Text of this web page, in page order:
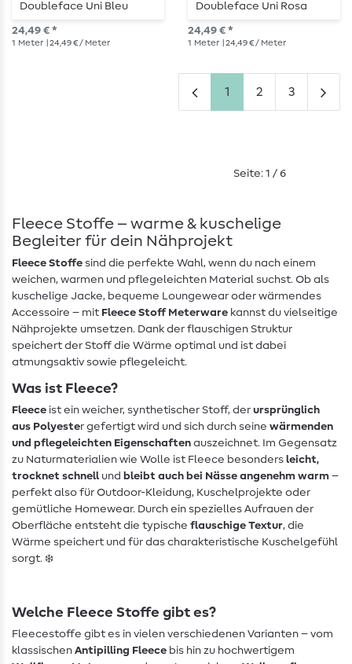
Doubleface Uni Bleu
24,49 € *
1 Meter | 24,49 € / Meter
Doubleface Uni Rosa
24,49 € *
1 Meter | 24,49 € / Meter
1 2 3
Seite: 1 / 6
Fleece Stoffe – warme & kuschelige
Begleiter für dein Nähprojekt
Fleece Stoffe sind die perfekte Wahl, wenn du nach einem
weichen, warmen und pflegeleichten Material suchst. Ob als
kuschelige Jacke, bequeme Loungewear oder wärmendes
Accessoire – mit Fleece Stoff Meterware kannst du vielseitige
Nähprojekte umsetzen. Dank der flauschigen Struktur
speichert der Stoff die Wärme optimal und ist dabei
atmungsaktiv sowie pflegeleicht.
Was ist Fleece?
Fleece ist ein weicher, synthetischer Stoff, der ursprünglich
aus Polyester gefertigt wird und sich durch seine wärmenden
und pflegeleichten Eigenschaften auszeichnet. Im Gegensatz
zu Naturmaterialien wie Wolle ist Fleece besonders leicht,
trocknet schnell und bleibt auch bei Nässe angenehm warm –
perfekt also für Outdoor-Kleidung, Kuschelprojekte oder
gemütliche Homewear. Durch ein spezielles Aufrauen der
Oberfläche entsteht die typische flauschige Textur, die
Wärme speichert und für das charakteristische Kuschelgefühl
sorgt. ❄️
Welche Fleece Stoffe gibt es?
Fleecestoffe gibt es in vielen verschiedenen Varianten – vom
klassischen Antipilling Fleece bis hin zu hochwertigem